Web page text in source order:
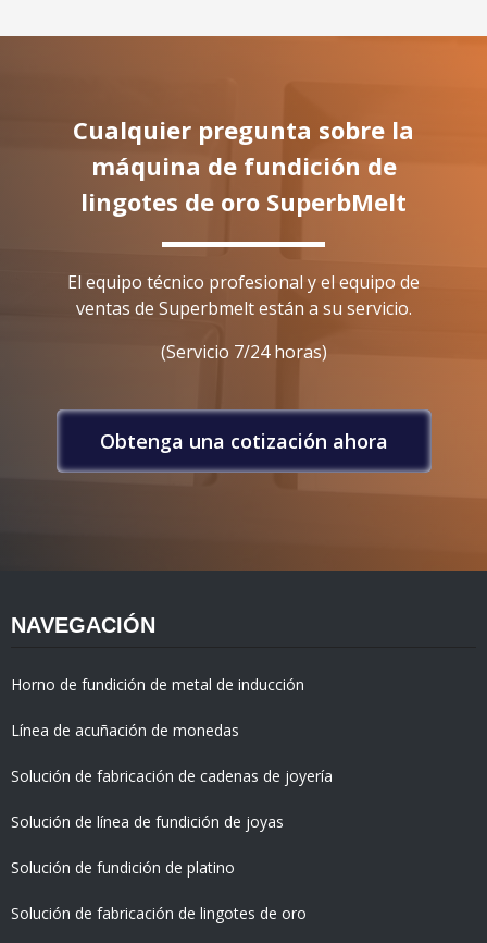
Cualquier pregunta sobre la
máquina de fundición de
lingotes de oro SuperbMelt
El equipo técnico profesional y el equipo de
ventas de Superbmelt están a su servicio.
(Servicio 7/24 horas)
Obtenga una cotización ahora
NAVEGACIÓN
Horno de fundición de metal de inducción
Línea de acuñación de monedas
Solución de fabricación de cadenas de joyería
Solución de línea de fundición de joyas
Solución de fundición de platino
Solución de fabricación de lingotes de oro